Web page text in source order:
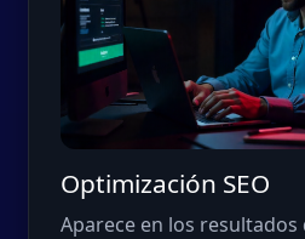
Optimización SEO
Aparece en los resultados